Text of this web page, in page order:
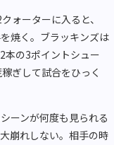
ォーターに入ると、
焼く。ブラッキンズは
本の3ポイントシュー
ぎして試合をひっく
ーンが何度も見られる
崩れしない。相手の時